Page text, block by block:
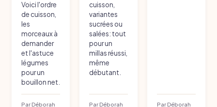
Voici l'ordre
de cuisson,
les
morceaux à
demander
et l'astuce
légumes
pour un
bouillon net.
Par Déborah
cuisson,
variantes
sucrées ou
salées: tout
pour un
millas réussi,
même
débutant.
Par Déborah Par Déborah